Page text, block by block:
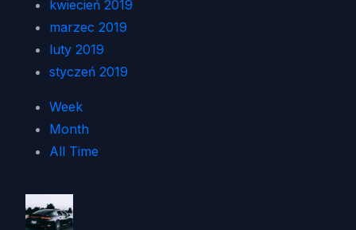
kwiecień 2019
marzec 2019
luty 2019
styczeń 2019
Week
Month
All Time